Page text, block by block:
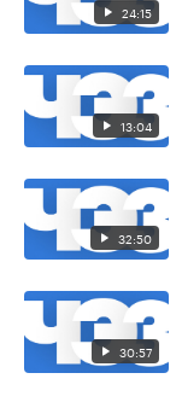
24:15
13:04
32:50
30:57